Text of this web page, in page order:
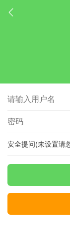
安全提问(未设置请